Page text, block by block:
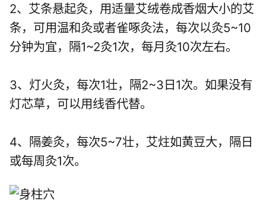
2、艾条悬起灸，用适量艾绒卷成香烟大小的艾
条，可用温和灸或者雀啄灸法，每次以灸5~10
分钟为宜，隔1~2灸1次，每月灸10次左右。
3、灯火灸，每次1壮，隔2~3日1次。如果没有
灯芯草，可以用线香代替。
4、隔姜灸，每次5~7壮，艾炷如黄豆大，隔日
或每周灸1次。